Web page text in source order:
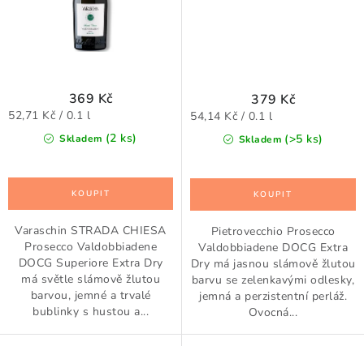
Skladem (2 ks)
369 Kč
Měrná
52,71 Kč / 0.1 l
Varaschin STRADA CHIESA
Prosecco Valdobbiadene
DOCG Superiore Extra Dry
má světle slámově žlutou
barvou, jemné a trvalé
bublinky s hustou a...
Skladem (>5 ks)
379 Kč
Měrná
54,14 Kč / 0.1 l
Pietrovecchio Prosecco
Valdobbiadene DOCG Extra
Dry má jasnou slámově žlutou
barvu se zelenkavými odlesky,
jemná a perzistentní perláž.
Ovocná...